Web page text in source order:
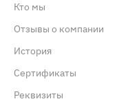
Кто мы
Отзывы о компании
История
Сертификаты
Реквизиты